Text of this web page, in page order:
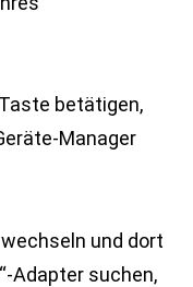
betätigen,
Manager
und dort
Adapter suchen,